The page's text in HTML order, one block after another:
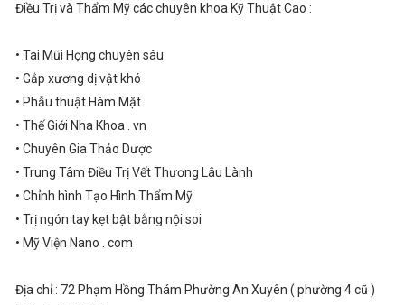
Điều Trị và Thẩm Mỹ các chuyên khoa Kỹ Thuật Cao :
• Tai Mũi Họng chuyên sâu
• Gắp xương dị vật khó
• Phẫu thuật Hàm Mặt
• Thế Giới Nha Khoa . vn
• Chuyên Gia Thảo Dược
• Trung Tâm Điều Trị Vết Thương Lâu Lành
• Chỉnh hình Tạo Hình Thẩm Mỹ
• Trị ngón tay kẹt bật bằng nội soi
• Mỹ Viện Nano . com
Địa chỉ : 72 Phạm Hồng Thám Phường An Xuyên ( phường 4 cũ )